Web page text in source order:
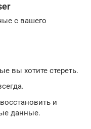
с вашего
вы хотите стереть.
и
данные.